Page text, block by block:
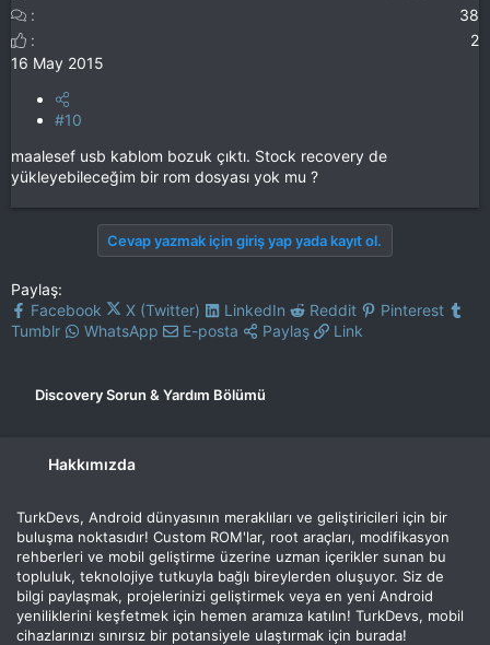
38
2
16 May 2015
#10
maalesef usb kablom bozuk çıktı. Stock recovery de
yükleyebileceğim bir rom dosyası yok mu ?
Cevap yazmak için giriş yap yada kayıt ol.
Paylaş:
Facebook
X (Twitter) LinkedIn Reddit
Pinterest
Tumblr
WhatsApp E-posta Paylaş Link
Discovery Sorun & Yardım Bölümü
Hakkımızda
TurkDevs, Android dünyasının meraklıları ve geliştiricileri için bir
buluşma noktasıdır! Custom ROM'lar, root araçları, modifikasyon
rehberleri ve mobil geliştirme üzerine uzman içerikler sunan bu
topluluk, teknolojiye tutkuyla bağlı bireylerden oluşuyor. Siz de
bilgi paylaşmak, projelerinizi geliştirmek veya en yeni Android
yeniliklerini keşfetmek için hemen aramıza katılın! TurkDevs, mobil
cihazlarınızı sınırsız bir potansiyele ulaştırmak için burada!